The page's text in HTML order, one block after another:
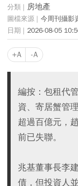
房地產
今周刊攝影
2026-08-05
+A -A
編按：包租代
資、寄居蟹管
超過百億元，
前已失聯。
兆基董事長李
債，但投資人